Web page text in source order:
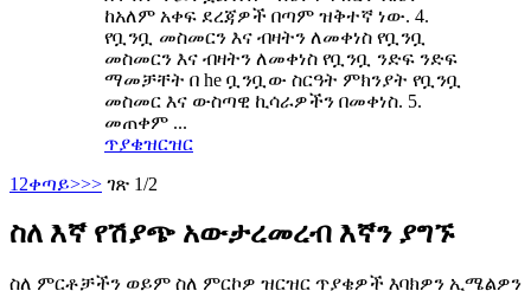
ከአለም አቀፍ ደረጃዎች በጣም ዝቅተኛ ነው. 4.
የቧንቧ መስመርን እና ብዛትን ለመቀነስ የቧንቧ
መስመርን እና ብዛትን ለመቀነስ የቧንቧ ንድፍ ንድፍ
ማመቻቸት በ he ቧንቧው ስርዓት ምክንያት የቧንቧ
መስመር እና ውስጣዊ ኪሳራዎችን በመቀነስ. 5.
መጠቀም ...
ጥያቄዝርዝር
1 2ቀጣይ>>> ገጽ 1/2
ስለ እኛ የሽያጭ አውታረመረብ እኛን ያግኙ
ስለ ምርቶቻችን ወይም ስለ ምርኮዎ ዝርዝር ጥያቄዎች እባክዎን ኢሜልዎን